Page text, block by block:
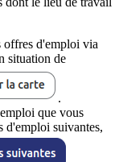
offres d'emploi via
situation de
.
que vous
d'emploi suivantes,